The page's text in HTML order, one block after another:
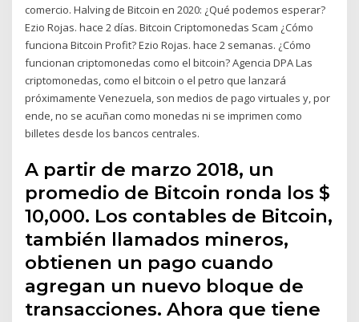
comercio. Halving de Bitcoin en 2020: ¿Qué podemos esperar?
Ezio Rojas. hace 2 días. Bitcoin Criptomonedas Scam ¿Cómo
funciona Bitcoin Profit? Ezio Rojas. hace 2 semanas. ¿Cómo
funcionan criptomonedas como el bitcoin? Agencia DPA Las
criptomonedas, como el bitcoin o el petro que lanzará
próximamente Venezuela, son medios de pago virtuales y, por
ende, no se acuñan como monedas ni se imprimen como
billetes desde los bancos centrales.
A partir de marzo 2018, un
promedio de Bitcoin ronda los $
10,000. Los contables de Bitcoin,
también llamados mineros,
obtienen un pago cuando
agregan un nuevo bloque de
transacciones. Ahora que tiene